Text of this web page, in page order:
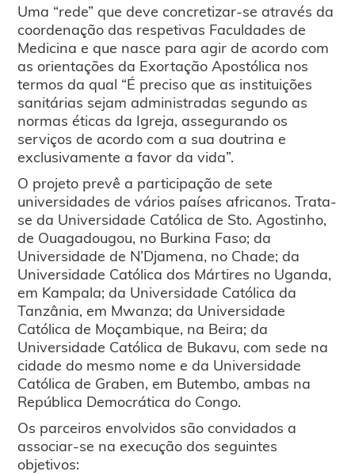
Uma “rede” que deve concretizar-se através da
coordenação das respetivas Faculdades de
Medicina e que nasce para agir de acordo com
as orientações da Exortação Apostólica nos
termos da qual “É preciso que as instituições
sanitárias sejam administradas segundo as
normas éticas da Igreja, assegurando os
serviços de acordo com a sua doutrina e
exclusivamente a favor da vida”.
O projeto prevê a participação de sete
universidades de vários países africanos. Trata-
se da Universidade Católica de Sto. Agostinho,
de Ouagadougou, no Burkina Faso; da
Universidade de N’Djamena, no Chade; da
Universidade Católica dos Mártires no Uganda,
em Kampala; da Universidade Católica da
Tanzânia, em Mwanza; da Universidade
Católica de Moçambique, na Beira; da
Universidade Católica de Bukavu, com sede na
cidade do mesmo nome e da Universidade
Católica de Graben, em Butembo, ambas na
República Democrática do Congo.
Os parceiros envolvidos são convidados a
associar-se na execução dos seguintes
objetivos: